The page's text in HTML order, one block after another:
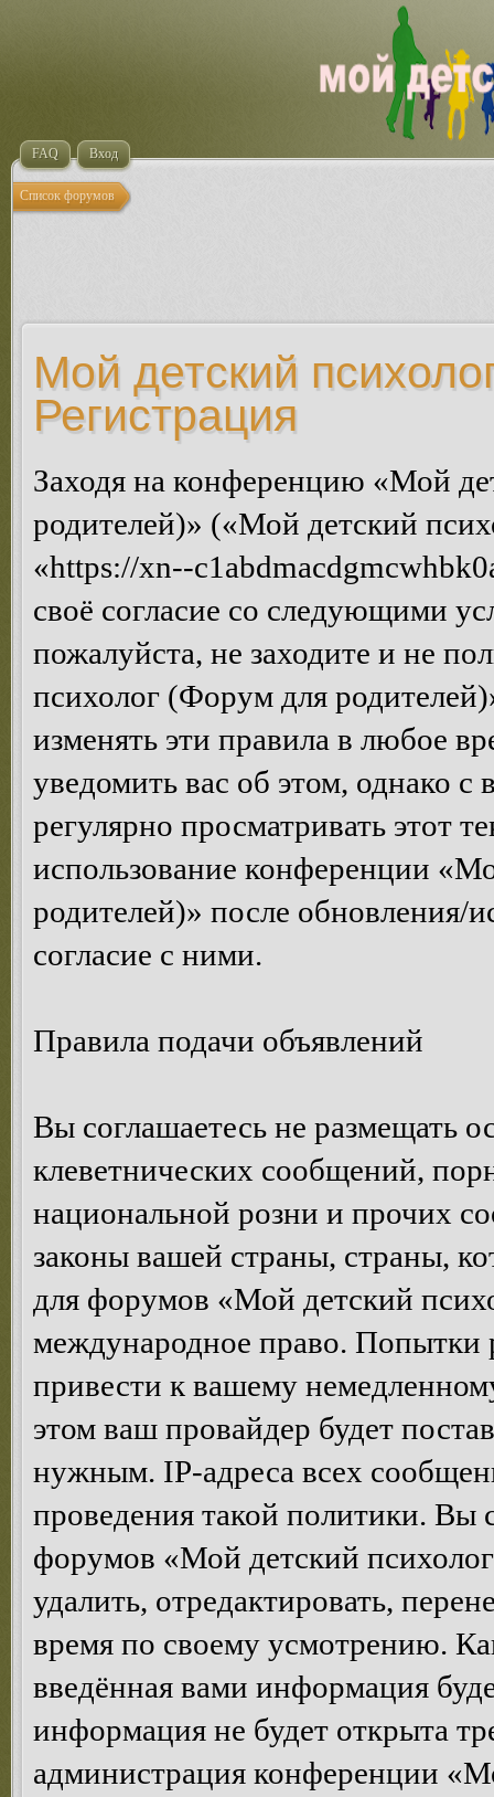
FAQ Вход
Список форумов
Мой детский
Регистрация
Заходя на конференцию «Мой
родителей)» («Мой детский
«https://xn--
своё согласие со следующими
пожалуйста, не заходите и не
психолог (Форум для
изменять эти правила в любое
уведомить вас об этом, однако
регулярно просматривать этот
использование конференции
родителей)» после обновления/
согласие с ними.
Правила подачи объявлений
Вы соглашаетесь не размещать
клеветнических сообщений,
национальной розни и прочих
законы вашей страны, страны,
для форумов «Мой детский
международное право. Попытки
привести к вашему
этом ваш провайдер будет
нужным. IP-адреса всех
проведения такой политики. Вы
форумов «Мой детский
удалить, отредактировать,
время по своему усмотрению.
введённая вами информация
информация не будет открыта
администрация конференции